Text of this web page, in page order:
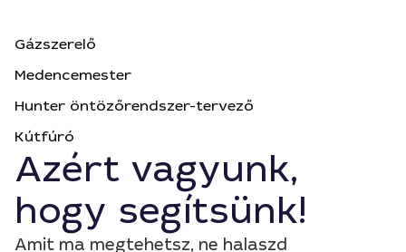
Gázszerelő
Medencemester
Hunter öntözőrendszer-tervező
Kútfúró
Azért vagyunk,
hogy segítsünk!
Amit ma megtehetsz, ne halaszd